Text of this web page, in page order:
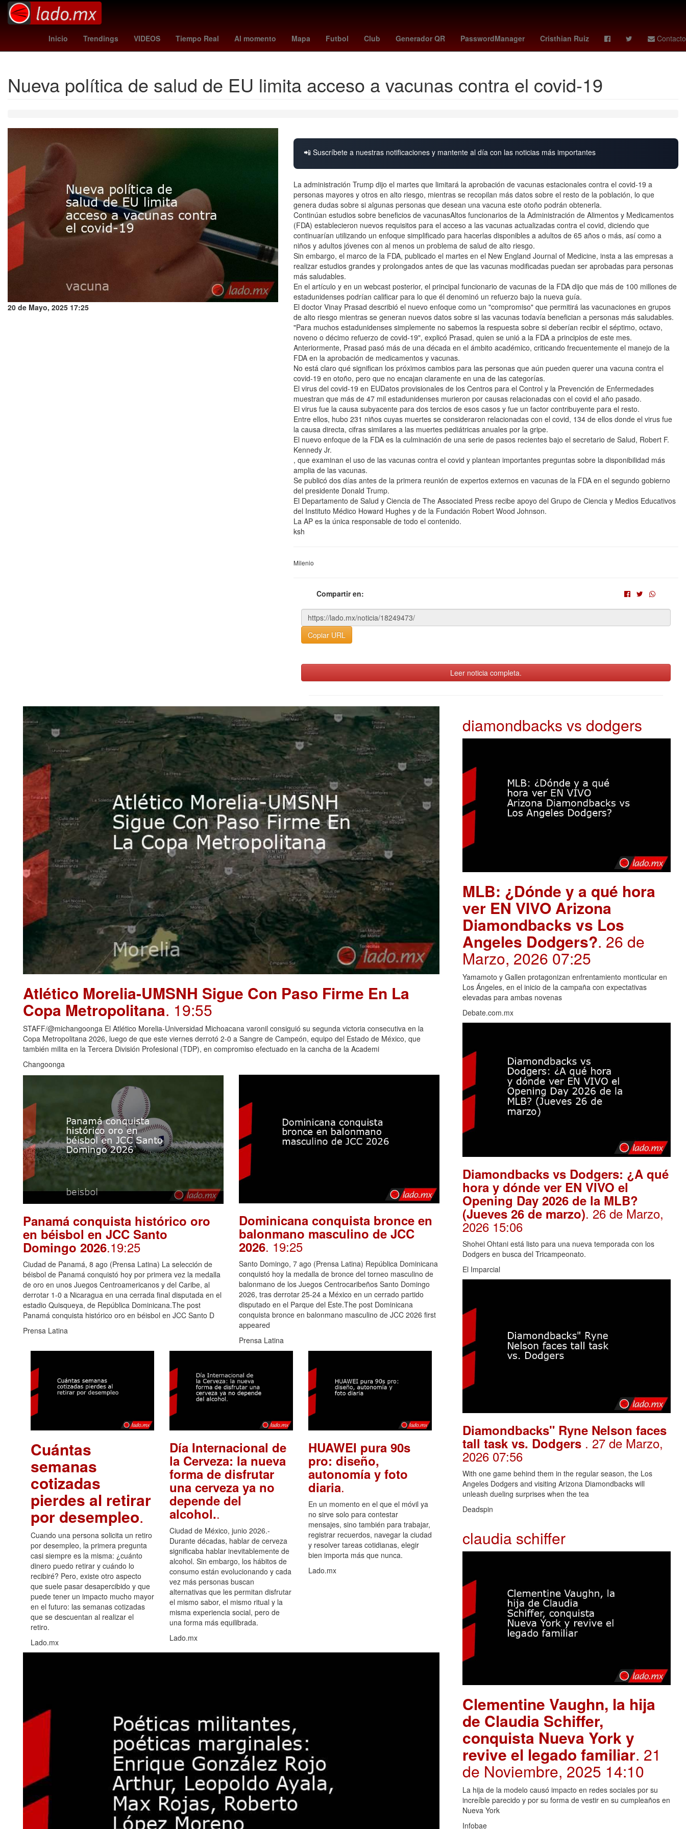
Inicio Trendings VIDEOS Tiempo Real Al momento Mapa Futbol Club Generador QR PasswordManager Cristhian Ruiz Contacto
España Puebla Brasil Irán Venezolanos Star Wars alerta meteorológica dias de descanso obligatorio 2026 tabla leagues cup camberos
Nueva política de salud de EU limita acceso a vacunas contra el covid-19
20 de Mayo, 2025 17:25
📲 Suscríbete a nuestras notificaciones y mantente al día con las noticias más importantes
La administración Trump dijo el martes que limitará la aprobación de vacunas estacionales contra el covid-19 a
personas mayores y otros en alto riesgo, mientras se recopilan más datos sobre el resto de la población, lo que
genera dudas sobre si algunas personas que desean una vacuna este otoño podrán obtenerla.
Continúan estudios sobre beneficios de vacunasAltos funcionarios de la Administración de Alimentos y Medicamentos
(FDA) establecieron nuevos requisitos para el acceso a las vacunas actualizadas contra el covid, diciendo que
continuarían utilizando un enfoque simplificado para hacerlas disponibles a adultos de 65 años o más, así como a
niños y adultos jóvenes con al menos un problema de salud de alto riesgo.
Sin embargo, el marco de la FDA, publicado el martes en el New England Journal of Medicine, insta a las empresas a
realizar estudios grandes y prolongados antes de que las vacunas modificadas puedan ser aprobadas para personas
más saludables.
En el artículo y en un webcast posterior, el principal funcionario de vacunas de la FDA dijo que más de 100 millones de
estadunidenses podrían calificar para lo que él denominó un refuerzo bajo la nueva guía.
El doctor Vinay Prasad describió el nuevo enfoque como un "compromiso" que permitirá las vacunaciones en grupos
de alto riesgo mientras se generan nuevos datos sobre si las vacunas todavía benefician a personas más saludables.
"Para muchos estadunidenses simplemente no sabemos la respuesta sobre si deberían recibir el séptimo, octavo,
noveno o décimo refuerzo de covid-19", explicó Prasad, quien se unió a la FDA a principios de este mes.
Anteriormente, Prasad pasó más de una década en el ámbito académico, criticando frecuentemente el manejo de la
FDA en la aprobación de medicamentos y vacunas.
No está claro qué significan los próximos cambios para las personas que aún pueden querer una vacuna contra el
covid-19 en otoño, pero que no encajan claramente en una de las categorías.
El virus del covid-19 en EUDatos provisionales de los Centros para el Control y la Prevención de Enfermedades
muestran que más de 47 mil estadunidenses murieron por causas relacionadas con el covid el año pasado.
El virus fue la causa subyacente para dos tercios de esos casos y fue un factor contribuyente para el resto.
Entre ellos, hubo 231 niños cuyas muertes se consideraron relacionadas con el covid, 134 de ellos donde el virus fue
la causa directa, cifras similares a las muertes pediátricas anuales por la gripe.
El nuevo enfoque de la FDA es la culminación de una serie de pasos recientes bajo el secretario de Salud, Robert F.
Kennedy Jr.
, que examinan el uso de las vacunas contra el covid y plantean importantes preguntas sobre la disponibilidad más
amplia de las vacunas.
Se publicó dos días antes de la primera reunión de expertos externos en vacunas de la FDA en el segundo gobierno
del presidente Donald Trump.
El Departamento de Salud y Ciencia de The Associated Press recibe apoyo del Grupo de Ciencia y Medios Educativos
del Instituto Médico Howard Hughes y de la Fundación Robert Wood Johnson.
La AP es la única responsable de todo el contenido.
ksh
Milenio
Compartir en:
Copiar URL
Leer noticia completa.
Atlético Morelia-UMSNH Sigue Con Paso Firme En La
Copa Metropolitana. 19:55
STAFF/@michangoonga El Atlético Morelia-Universidad Michoacana varonil consiguió su segunda victoria consecutiva en la
Copa Metropolitana 2026, luego de que este viernes derrotó 2-0 a Sangre de Campeón, equipo del Estado de México, que
también milita en la Tercera División Profesional (TDP), en compromiso efectuado en la cancha de la Academi
Changoonga
Panamá conquista histórico oro
en béisbol en JCC Santo
Domingo 2026.19:25
Ciudad de Panamá, 8 ago (Prensa Latina) La selección de
béisbol de Panamá conquistó hoy por primera vez la medalla
de oro en unos Juegos Centroamericanos y del Caribe, al
derrotar 1-0 a Nicaragua en una cerrada final disputada en el
estadio Quisqueya, de República Dominicana.The post
Panamá conquista histórico oro en béisbol en JCC Santo D
Prensa Latina
Dominicana conquista bronce en
balonmano masculino de JCC
2026. 19:25
Santo Domingo, 7 ago (Prensa Latina) República Dominicana
conquistó hoy la medalla de bronce del torneo masculino de
balonmano de los Juegos Centrocaribeños Santo Domingo
2026, tras derrotar 25-24 a México en un cerrado partido
disputado en el Parque del Este.The post Dominicana
conquista bronce en balonmano masculino de JCC 2026 first
appeared
Prensa Latina
Cuántas
semanas
cotizadas
pierdes al retirar
por desempleo.
Cuando una persona solicita un retiro
por desempleo, la primera pregunta
casi siempre es la misma: ¿cuánto
dinero puedo retirar y cuándo lo
recibiré? Pero, existe otro aspecto
que suele pasar desapercibido y que
puede tener un impacto mucho mayor
en el futuro: las semanas cotizadas
que se descuentan al realizar el
retiro.
Lado.mx
Día Internacional de
la Cerveza: la nueva
forma de disfrutar
una cerveza ya no
depende del
alcohol..
Ciudad de México, junio 2026.-
Durante décadas, hablar de cerveza
significaba hablar inevitablemente de
alcohol. Sin embargo, los hábitos de
consumo están evolucionando y cada
vez más personas buscan
alternativas que les permitan disfrutar
el mismo sabor, el mismo ritual y la
misma experiencia social, pero de
una forma más equilibrada.
Lado.mx
HUAWEI pura 90s
pro: diseño,
autonomía y foto
diaria.
En un momento en el que el móvil ya
no sirve solo para contestar
mensajes, sino también para trabajar,
registrar recuerdos, navegar la ciudad
y resolver tareas cotidianas, elegir
bien importa más que nunca.
Lado.mx
diamondbacks vs dodgers
MLB: ¿Dónde y a qué hora
ver EN VIVO Arizona
Diamondbacks vs Los
Angeles Dodgers?. 26 de
Marzo, 2026 07:25
Yamamoto y Gallen protagonizan enfrentamiento monticular en
Los Ángeles, en el inicio de la campaña con expectativas
elevadas para ambas novenas
Debate.com.mx
Diamondbacks vs Dodgers: ¿A qué
hora y dónde ver EN VIVO el
Opening Day 2026 de la MLB?
(Jueves 26 de marzo). 26 de Marzo,
2026 15:06
Shohei Ohtani está listo para una nueva temporada con los
Dodgers en busca del Tricampeonato.
El Imparcial
Diamondbacks" Ryne Nelson faces
tall task vs. Dodgers . 27 de Marzo,
2026 07:56
With one game behind them in the regular season, the Los
Angeles Dodgers and visiting Arizona Diamondbacks will
unleash dueling surprises when the tea
Deadspin
claudia schiffer
Clementine Vaughn, la hija
de Claudia Schiffer,
conquista Nueva York y
revive el legado familiar. 21
de Noviembre, 2025 14:10
La hija de la modelo causó impacto en redes sociales por su
increíble parecido y por su forma de vestir en su cumpleaños en
Nueva York
Infobae